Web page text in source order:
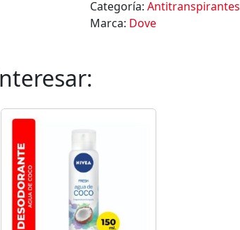
Categoría: Antitranspirantes
Marca: Dove